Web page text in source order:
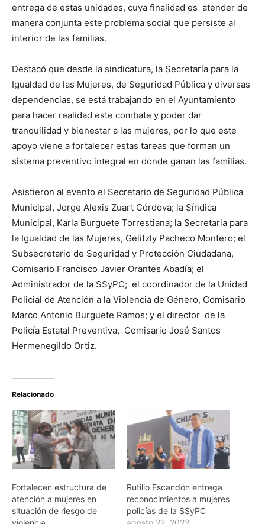
entrega de estas unidades, cuya finalidad es atender de
manera conjunta este problema social que persiste al
interior de las familias.
Destacó que desde la sindicatura, la Secretaría para la
Igualdad de las Mujeres, de Seguridad Pública y diversas
dependencias, se está trabajando en el Ayuntamiento
para hacer realidad este combate y poder dar
tranquilidad y bienestar a las mujeres, por lo que este
apoyo viene a fortalecer estas tareas que forman un
sistema preventivo integral en donde ganan las familias.
Asistieron al evento el Secretario de Seguridad Pública
Municipal, Jorge Alexis Zuart Córdova; la Síndica
Municipal, Karla Burguete Torrestiana; la Secretaria para
la Igualdad de las Mujeres, Gelitzly Pacheco Montero; el
Subsecretario de Seguridad y Protección Ciudadana,
Comisario Francisco Javier Orantes Abadía; el
Administrador de la SSyPC; el coordinador de la Unidad
Policial de Atención a la Violencia de Género, Comisario
Marco Antonio Burguete Ramos; y el director de la
Policía Estatal Preventiva, Comisario José Santos
Hermenegildo Ortiz.
Relacionado
Fortalecen estructura de
atención a mujeres en
situación de riesgo de
Rutilio Escandón entrega
reconocimientos a mujeres
policías de la SSyPC